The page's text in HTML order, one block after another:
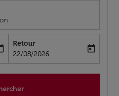
aria-label
Retour
fc-booking-return-date-aria-label
22/08/2026
today